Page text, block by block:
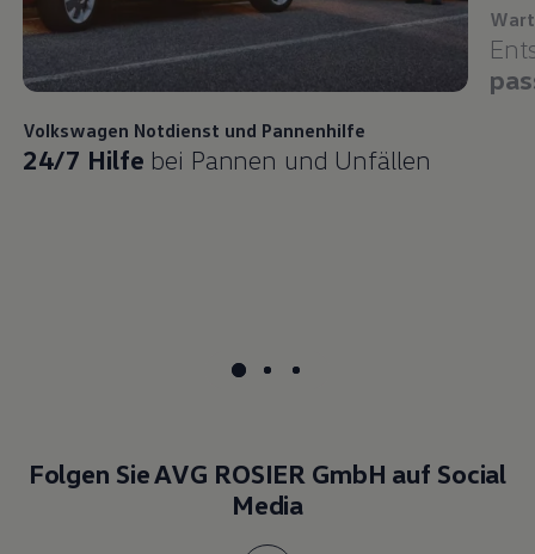
Volkswagen Notdienst und Pannenhilfe
24/7 Hilfe bei Pannen und Unfällen
Folgen Sie AVG ROSIER GmbH auf Social
Media